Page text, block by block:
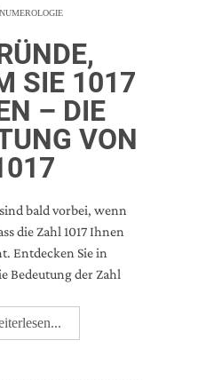
NUMEROLOGIE
SIE 1017
– DIE
VON
bald vorbei, wenn
die Zahl 1017 Ihnen
Entdecken Sie in
Bedeutung der Zahl